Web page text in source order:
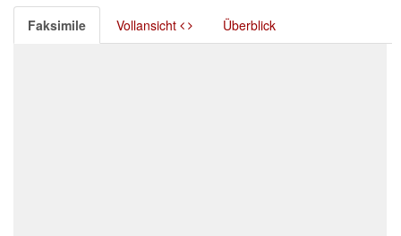
Faksimile Vollansicht Überblick